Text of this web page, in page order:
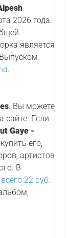
2026 года.
является
.
. Вы можете
сайте. Если
Gaye -
его,
артистов
В
22 руб.